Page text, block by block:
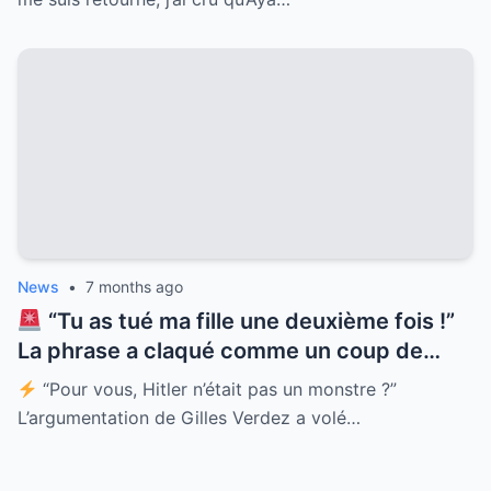
News • 7 months ago
“Tu as tué ma fille une deuxième fois !”
La phrase a claqué comme un coup de
fouet sur le plateau de TPMP. Patrick
Jardin, père d’une victime du Bataclan, est
“Pour vous, Hitler n’était pas un monstre ?”
L’argumentation de Gilles Verdez a volé…